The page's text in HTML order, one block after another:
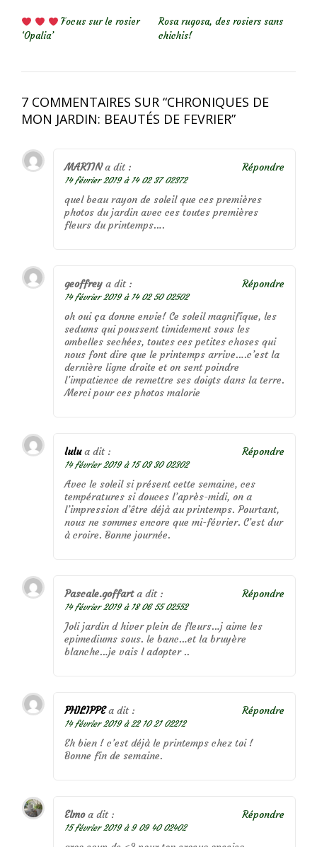
Focus sur le rosier
‘Opalia’
Rosa rugosa, des rosiers sans
chichis!
7 COMMENTAIRES SUR “CHRONIQUES DE
MON JARDIN: BEAUTÉS DE FEVRIER”
MARTIN a dit :
14 février 2019 à 14 02 37 02372
quel beau rayon de soleil que ces premières
photos du jardin avec ces toutes premières
fleurs du printemps….
Répondre
geoffrey a dit :
14 février 2019 à 14 02 50 02502
oh oui ça donne envie! Ce soleil magnifique, les
sedums qui poussent timidement sous les
ombelles sechées, toutes ces petites choses qui
nous font dire que le printemps arrive….c’est la
dernière ligne droite et on sent poindre
l’impatience de remettre ses doigts dans la terre.
Merci pour ces photos malorie
Répondre
lulu a dit :
14 février 2019 à 15 03 30 02302
Avec le soleil si présent cette semaine, ces
températures si douces l’après-midi, on a
l’impression d’être déjà au printemps. Pourtant,
nous ne sommes encore que mi-février. C’est dur
à croire. Bonne journée.
Répondre
Pascale.goffart a dit :
14 février 2019 à 18 06 55 02552
Joli jardin d hiver plein de fleurs…j aime les
epimediums sous. le banc…et la bruyère
blanche…je vais l adopter ..
Répondre
PHILIPPE a dit :
14 février 2019 à 22 10 21 02212
Eh bien ! c’est déjà le printemps chez toi !
Bonne fin de semaine.
Répondre
Elmo a dit :
15 février 2019 à 9 09 40 02402
Répondre